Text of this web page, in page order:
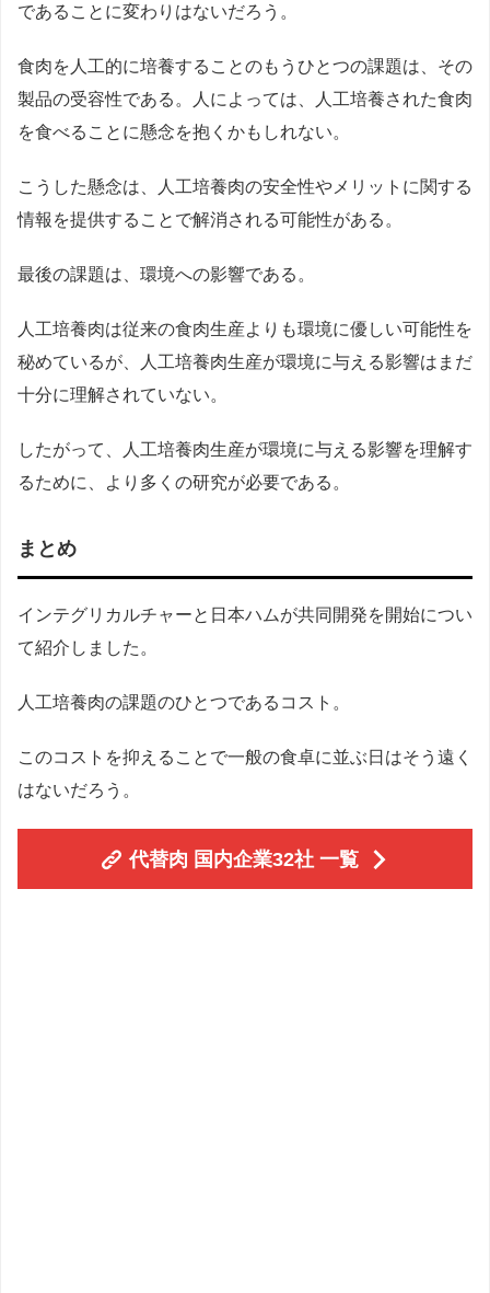
であることに変わりはないだろう。
食肉を人工的に培養することのもうひとつの課題は、その
製品の受容性である。人によっては、人工培養された食肉
を食べることに懸念を抱くかもしれない。
こうした懸念は、人工培養肉の安全性やメリットに関する
情報を提供することで解消される可能性がある。
最後の課題は、環境への影響である。
人工培養肉は従来の食肉生産よりも環境に優しい可能性を
秘めているが、人工培養肉生産が環境に与える影響はまだ
十分に理解されていない。
したがって、人工培養肉生産が環境に与える影響を理解す
るために、より多くの研究が必要である。
まとめ
インテグリカルチャーと日本ハムが共同開発を開始につい
て紹介しました。
人工培養肉の課題のひとつであるコスト。
このコストを抑えることで一般の食卓に並ぶ日はそう遠く
はないだろう。
代替肉 国内企業32社 一覧